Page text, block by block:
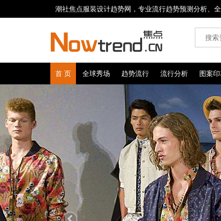
潮社焦点服装设计趋势网，专业流行趋势预测分析、
首 页 全球秀场 趋势流行 流行分析 图案